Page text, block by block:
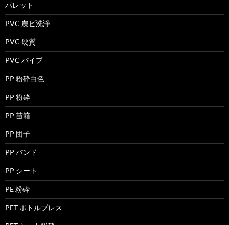
パレット
PVC 農ビ洗浄
PVC 硬質
PVC パイプ
PP 粉砕白色
PP 粉砕
PP 苗箱
PP 団子
PP バンド
PP シート
PE 粉砕
PET ボトルプレス